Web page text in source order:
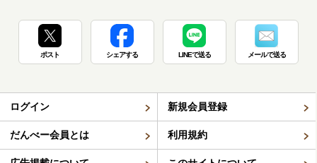
ポスト シェアする LINEで送る メールで送る
ログイン 新規会員登録
だんべー会員とは 利用規約